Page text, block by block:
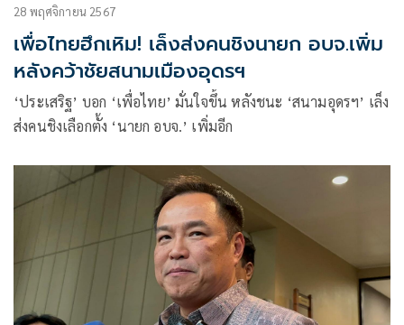
28 พฤศจิกายน 2567
เพื่อไทยฮึกเหิม! เล็งส่งคนชิงนายก อบจ.เพิ่ม
หลังคว้าชัยสนามเมืองอุดรฯ
‘ประเสริฐ’ บอก ‘เพื่อไทย’ มั่นใจขึ้น หลังชนะ ‘สนามอุดรฯ’ เล็ง
ส่งคนชิงเลือกตั้ง ‘นายก อบจ.’ เพิ่มอีก